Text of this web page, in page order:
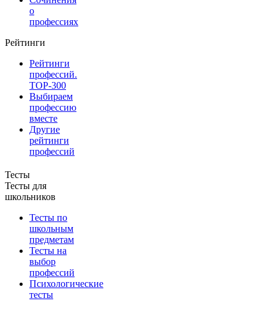
о
профессиях
Рейтинги
Рейтинги
профессий.
TOP-300
Выбираем
профессию
вместе
Другие
рейтинги
профессий
Тесты
Тесты для
школьников
Тесты по
школьным
предметам
Тесты на
выбор
профессий
Психологические
тесты